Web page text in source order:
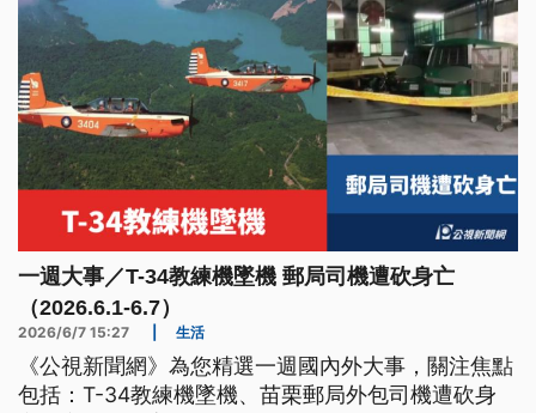
一週大事／T-34教練機墜機 郵局司機遭砍身亡
（2026.6.1-6.7）
2026/6/7 15:27 生活
《公視新聞網》為您精選一週國內外大事，關注焦點
包括：T-34教練機墜機、苗栗郵局外包司機遭砍身